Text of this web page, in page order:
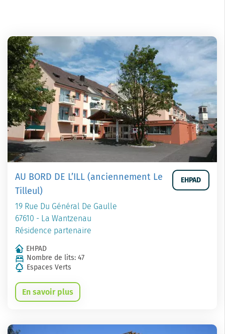
AU BORD DE L’ILL (anciennement Le
Tilleul)
19 Rue Du Général De Gaulle
67610 - La Wantzenau
Résidence partenaire
EHPAD
EHPAD
Nombre de lits: 47
Espaces Verts
En savoir plus